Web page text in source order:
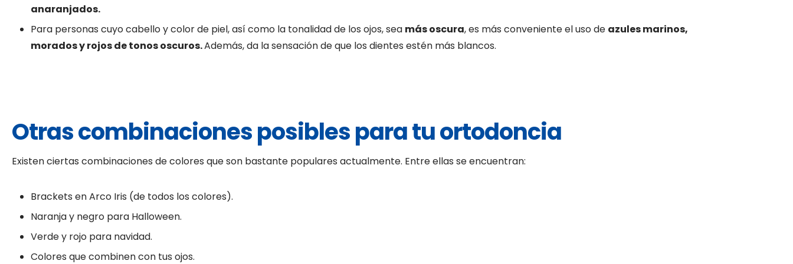
anaranjados.
Para personas cuyo cabello y color de piel, así como la tonalidad de los ojos, sea más oscura, es más conveniente el uso de azules marinos,
morados y rojos de tonos oscuros.Además, da la sensación de que los dientes estén más blancos.
Otras combinaciones posibles para tu ortodoncia
Existen ciertas combinaciones de colores que son bastante populares actualmente. Entre ellas se encuentran:
Brackets en Arco Iris (de todos los colores).
Naranja y negro para Halloween.
Verde y rojo para navidad.
Colores que combinen con tus ojos.